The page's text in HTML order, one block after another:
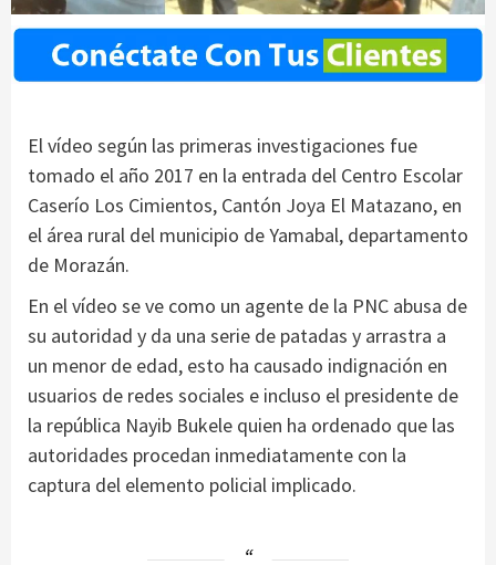
El vídeo según las primeras investigaciones fue
tomado el año 2017 en la entrada del Centro Escolar
Caserío Los Cimientos, Cantón Joya El Matazano, en
el área rural del municipio de Yamabal, departamento
de Morazán.
En el vídeo se ve como un agente de la PNC abusa de
su autoridad y da una serie de patadas y arrastra a
un menor de edad, esto ha causado indignación en
usuarios de redes sociales e incluso el presidente de
la república Nayib Bukele quien ha ordenado que las
autoridades procedan inmediatamente con la
captura del elemento policial implicado.